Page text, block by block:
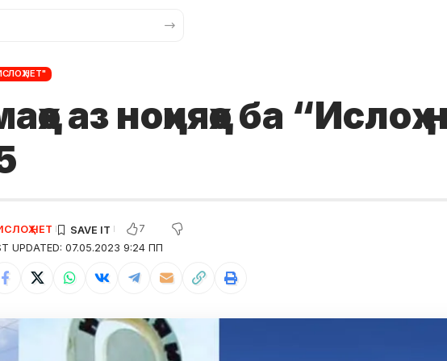
аз ноҳияҳо ба
UPDATED: 07.05.2023 9:24 ПП
НЕТ 7